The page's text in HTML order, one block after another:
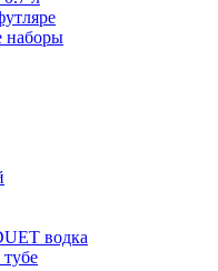
наборы
водка